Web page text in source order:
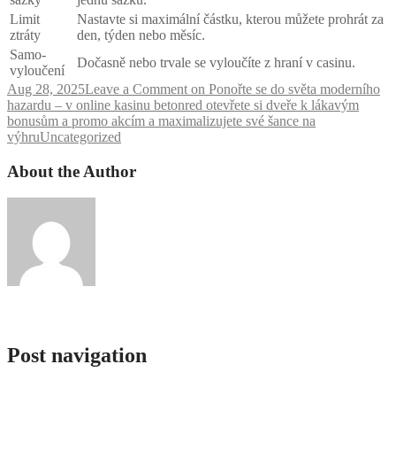
Limit
ztráty
Nastavte si maximální částku, kterou můžete prohrát za
den, týden nebo měsíc.
Samo-
vyloučení
Dočasně nebo trvale se vyloučíte z hraní v casinu.
Aug 28, 2025Leave a Comment on Ponořte se do světa moderního
hazardu – v online kasinu betonred otevřete si dveře k lákavým
bonusům a promo akcím a maximalizujete své šance na
výhruUncategorized
About the Author
Post navigation